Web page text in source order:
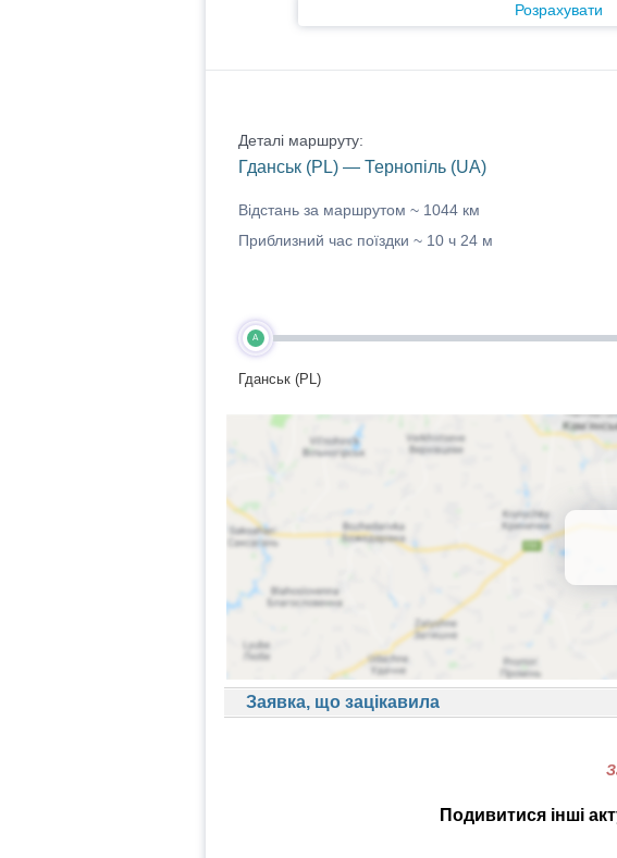
Розрахувати
Деталі маршруту:
Гданськ (PL) — Тернопіль (UA)
Відстань за маршрутом ~ 1044 км
Приблизний час поїздки ~ 10 ч 24 м
A
Гданськ (PL)
Заявка, що зацікавила
Подивитися інші